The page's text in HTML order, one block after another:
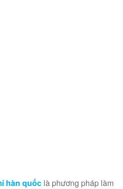
hàn quốc là phương pháp làm